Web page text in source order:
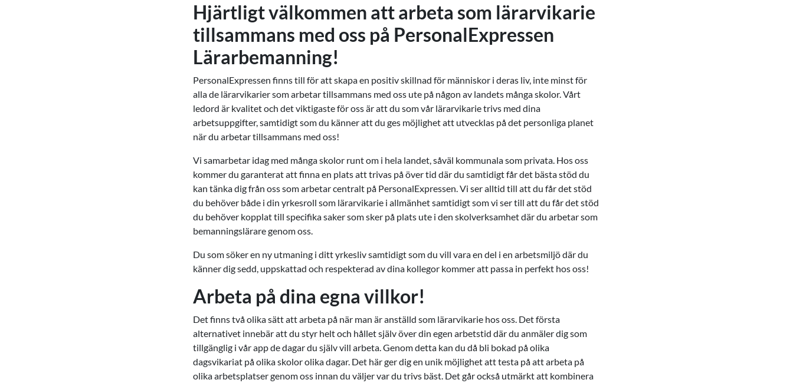
Hjärtligt välkommen att arbeta som lärarvikarie
tillsammans med oss på PersonalExpressen
Lärarbemanning!
PersonalExpressen finns till för att skapa en positiv skillnad för människor i deras liv, inte minst för
alla de lärarvikarier som arbetar tillsammans med oss ute på någon av landets många skolor. Vårt
ledord är kvalitet och det viktigaste för oss är att du som vår lärarvikarie trivs med dina
arbetsuppgifter, samtidigt som du känner att du ges möjlighet att utvecklas på det personliga planet
när du arbetar tillsammans med oss!
Vi samarbetar idag med många skolor runt om i hela landet, såväl kommunala som privata. Hos oss
kommer du garanterat att finna en plats att trivas på över tid där du samtidigt får det bästa stöd du
kan tänka dig från oss som arbetar centralt på PersonalExpressen. Vi ser alltid till att du får det stöd
du behöver både i din yrkesroll som lärarvikarie i allmänhet samtidigt som vi ser till att du får det stöd
du behöver kopplat till specifika saker som sker på plats ute i den skolverksamhet där du arbetar som
bemanningslärare genom oss.
Du som söker en ny utmaning i ditt yrkesliv samtidigt som du vill vara en del i en arbetsmiljö där du
känner dig sedd, uppskattad och respekterad av dina kollegor kommer att passa in perfekt hos oss!
Arbeta på dina egna villkor!
Det finns två olika sätt att arbeta på när man är anställd som lärarvikarie hos oss. Det första
alternativet innebär att du styr helt och hållet själv över din egen arbetstid där du anmäler dig som
tillgänglig i vår app de dagar du själv vill arbeta. Genom detta kan du då bli bokad på olika
dagsvikariat på olika skolor olika dagar. Det här ger dig en unik möjlighet att testa på att arbeta på
olika arbetsplatser genom oss innan du väljer var du trivs bäst. Det går också utmärkt att kombinera